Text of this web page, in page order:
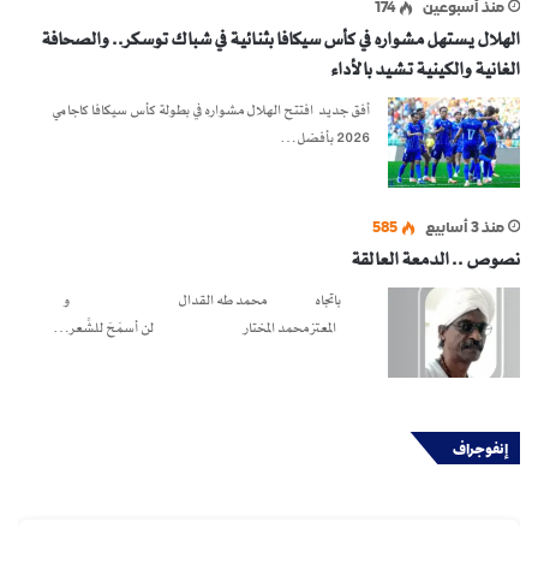
منذ أسبوعين 174
الهلال يستهل مشواره في كأس سيكافا بثنائية في شباك توسكر.. والصحافة
الغانية والكينية تشيد بالأداء
أفق جديد افتتح الهلال مشواره في بطولة كأس سيكافا كاجامي
2026 بأفضل…
منذ 3 أسابيع 585
نصوص .. الدمعة العالقة
باتجاه محمد طه القدال و
المعتز محمد المختار لن أسمَحَ للشِّعر…
إنفوجراف